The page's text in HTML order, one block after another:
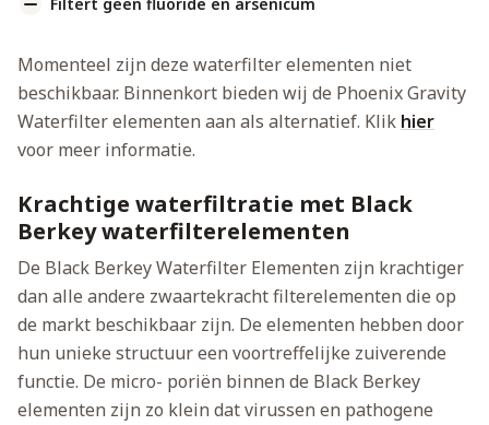
Filtert geen fluoride en arsenicum
Momenteel zijn deze waterfilter elementen niet
beschikbaar. Binnenkort bieden wij de Phoenix Gravity
Waterfilter elementen aan als alternatief. Klik hier
voor meer informatie.
Krachtige waterfiltratie met Black
Berkey waterfilterelementen
De Black Berkey Waterfilter Elementen zijn krachtiger
dan alle andere zwaartekracht filterelementen die op
de markt beschikbaar zijn. De elementen hebben door
hun unieke structuur een voortreffelijke zuiverende
functie. De micro- poriën binnen de Black Berkey
elementen zijn zo klein dat virussen en pathogene